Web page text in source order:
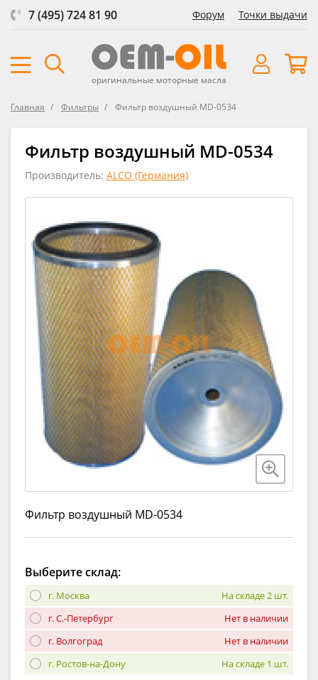
7 (495) 724 81 90 Форум Точки выдачи
оригинальные моторные масла
Главная Фильтры Фильтр воздушный MD-0534
Фильтр воздушный MD-0534
Производитель: ALCO (Германия)
Фильтр воздушный MD-0534
Выберите склад:
г. Москва
На складе 2 шт.
г. С.-Петербург
Нет в наличии
г. Волгоград
Нет в наличии
г. Ростов-на-Дону
На складе 1 шт.